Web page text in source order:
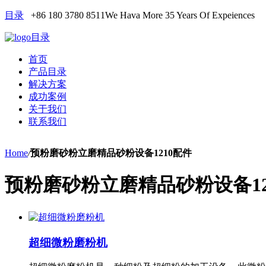
目录 +86 180 3780 8511We Hava More 35 Years Of Expeiences
目录
首页
产品目录
解决方案
成功案例
关于我们
联系我们
Home/预粉磨砂粉立磨精品砂粉设备1210配件
预粉磨砂粉立磨精品砂粉设备
超细微粉磨粉机